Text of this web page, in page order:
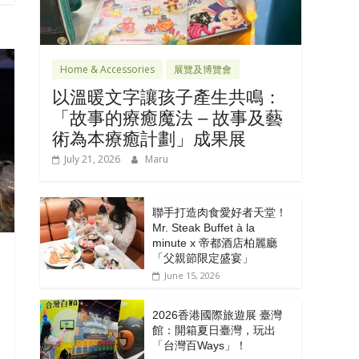
Home & Accessories 展覽及博覽會
以溫暖文字讓孩子產生共鳴：
「故事的療癒魔法 – 故事及藝
術為本療癒計劃」成果展
July 21, 2026 Maru
聯手打造肉食愛好者天堂！
Mr. Steak Buffet à la
minute x 帝都酒店柏麗廳
「⽗親節限定盛宴」
June 15, 2026
2026香港國際旅遊展 臺灣
館：開箱夏日臺灣，玩出
「台灣百Ways」！